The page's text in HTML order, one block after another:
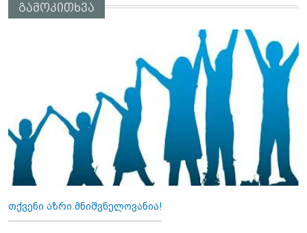
გამოკითხვა
თქვენი აზრი მნიშვნელოვანია!